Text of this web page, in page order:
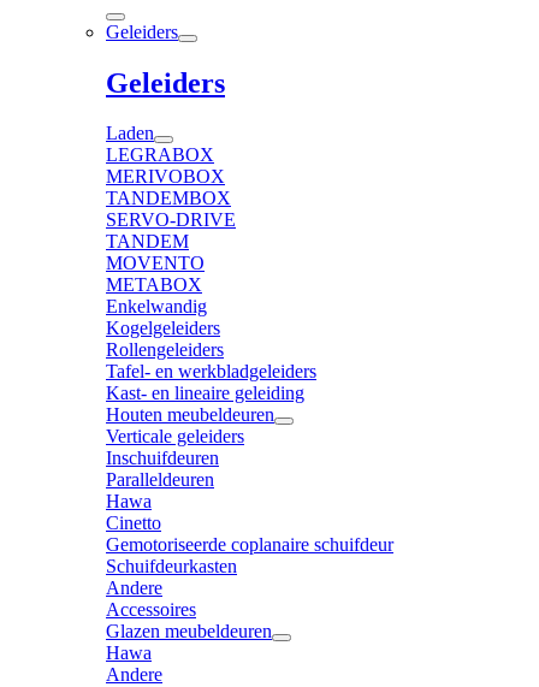
Geleiders
Geleiders
Laden
LEGRABOX
MERIVOBOX
TANDEMBOX
SERVO-DRIVE
TANDEM
MOVENTO
METABOX
Enkelwandig
Kogelgeleiders
Rollengeleiders
Tafel- en werkbladgeleiders
Kast- en lineaire geleiding
Houten meubeldeuren
Verticale geleiders
Inschuifdeuren
Paralleldeuren
Hawa
Cinetto
Gemotoriseerde coplanaire schuifdeur
Schuifdeurkasten
Andere
Accessoires
Glazen meubeldeuren
Hawa
Andere